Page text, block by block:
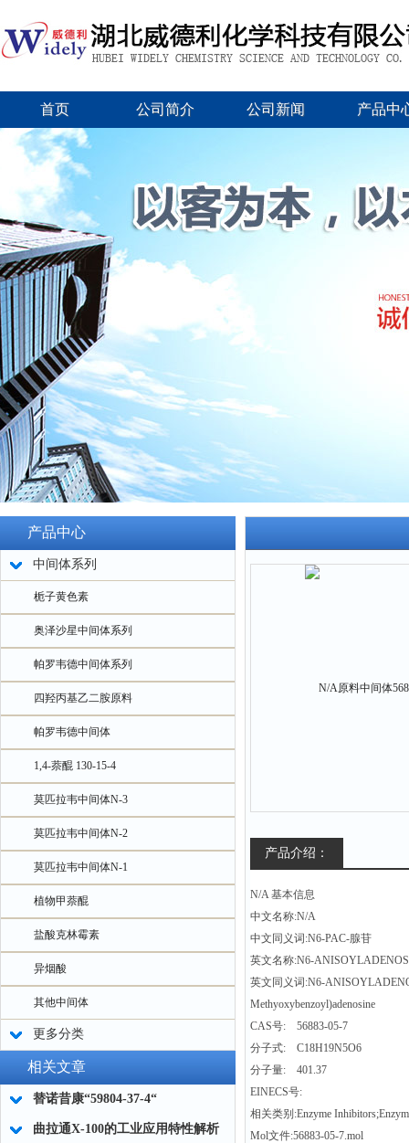
首页 公司简介 公司新闻 产品中
产品中心
中间体系列
栀子黄色素
奥泽沙星中间体系列
帕罗韦德中间体系列
四羟丙基乙二胺原料
帕罗韦德中间体
1,4-萘醌 130-15-4
莫匹拉韦中间体N-3
莫匹拉韦中间体N-2
莫匹拉韦中间体N-1
植物甲萘醌
盐酸克林霉素
异烟酸
其他中间体
更多分类
相关文章
替诺昔康“59804-37-4“
曲拉通X-100的工业应用特性解析
产品介绍：
N/A 基本信息
中文名称:N/A
中文同义词:N6-PAC-腺苷
英文名称:N6-
英文同义词:N6-
Methyoxybenzoyl)adenosine
CAS号: 56883-05-7
分子式: C18H19N5O6
分子量: 401.37
EINECS号:
相关类别:Enzyme
Mol文件:56883-05-7.mol